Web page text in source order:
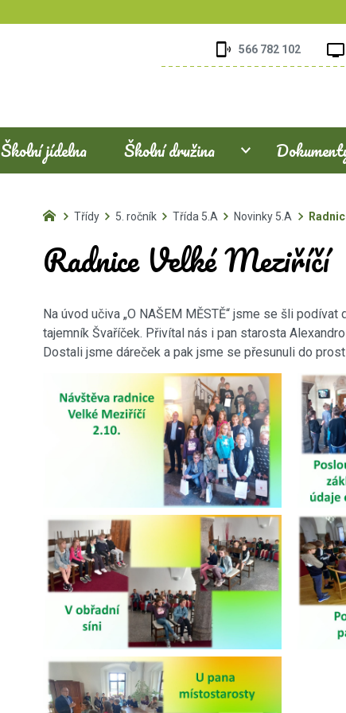
566 782 102
Školní jídelna Školní družina
Třídy 5. ročník Třída 5.A Novinky 5.A
Radnice Velké Meziříčí
Na úvod učiva „O NAŠEM MĚSTĚ“ jsme se šli
tajemník Švaříček. Přivítal nás i pan starosta
Dostali jsme dáreček a pak jsme se přesunuli do